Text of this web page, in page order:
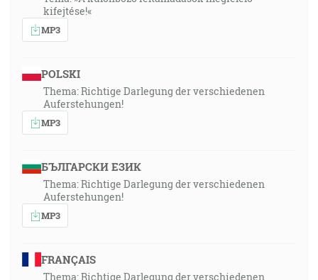
kifejtése!«
MP3
POLSKI
Thema: Richtige Darlegung der verschiedenen
Auferstehungen!
MP3
БЪЛГАРСКИ ЕЗИК
Thema: Richtige Darlegung der verschiedenen
Auferstehungen!
MP3
FRANÇAIS
Thema: Richtige Darlegung der verschiedenen